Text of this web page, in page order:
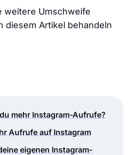
weitere Umschweife
diesem Artikel behandeln
mehr Instagram-Aufrufe?
Aufrufe auf Instagram
eigenen Instagram-